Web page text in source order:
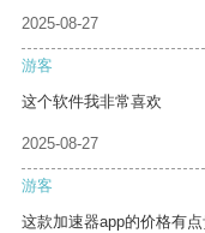
2025-08-27
游客
这个软件我非常喜欢
2025-08-27
游客
这款加速器app的价格有